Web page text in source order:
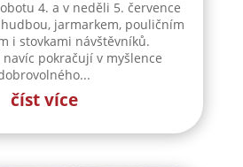
4. a v neděli 5. července
jarmarkem, pouličním
i stovkami návštěvníků.
pokračují v myšlence
číst více